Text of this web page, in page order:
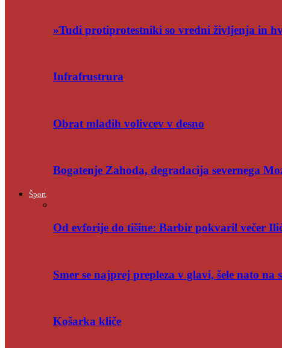
»Tudi protiprotestniki so vredni življenja in
Infrafrustrura
Obrat mladih volivcev v desno
Bogatenje Zahoda, degradacija severnega
Šport
Od evforije do tišine: Barbir pokvaril večer
Smer se najprej prepleza v glavi, šele nato na
Košarka kliče